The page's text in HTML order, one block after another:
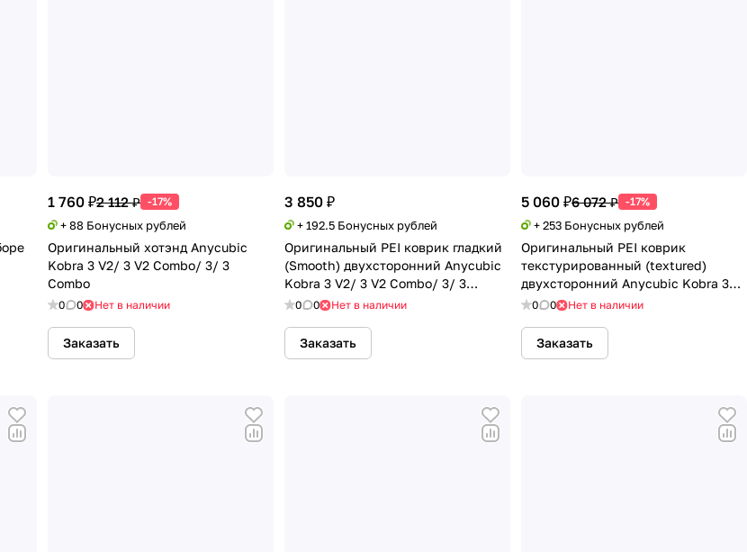
1 760 ₽2 112 ₽ -17%
+ 88 Бонусных рублей
Оригинальный хотэнд Anycubic
Kobra 3 V2/ 3 V2 Combo/ 3/ 3
Combo
0 0 Нет в наличии
Заказать
3 850 ₽
+ 192.5 Бонусных рублей
Оригинальный PEI коврик гладкий
(Smooth) двухсторонний Anycubic
Kobra 3 V2/ 3 V2 Combo/ 3/ 3
Combo
0 0 Нет в наличии
Заказать
5 060 ₽6 072 ₽ -17%
+ 253 Бонусных рублей
Оригинальный PEI коврик
текстурированный (textured)
двухсторонний Anycubic Kobra 3
Max/ 3 Max Combo
0 0 Нет в наличии
Заказать